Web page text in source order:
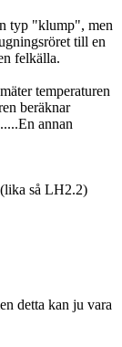
typ "klump", men
till en
felkälla.
temperaturen
beräknar
annan
så LH2.2)
detta kan ju vara